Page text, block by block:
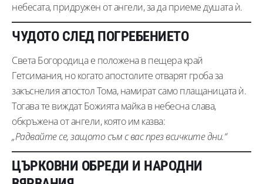
небесата, придружен от ангели, за да приеме душата ѝ.
ЧУДОТО СЛЕД ПОГРЕБЕНИЕТО
Света Богородица е положена в пещера край
Гетсимания, но когато апостолите отварят гроба за
закъснелия апостол Тома, намират само плащаницата ѝ.
Тогава те виждат Божията майка в небесна слава,
обкръжена от ангели, която им казва:
„Радвайте се, защото съм с вас през всичките дни.“
ЦЪРКОВНИ ОБРЕДИ И НАРОДНИ